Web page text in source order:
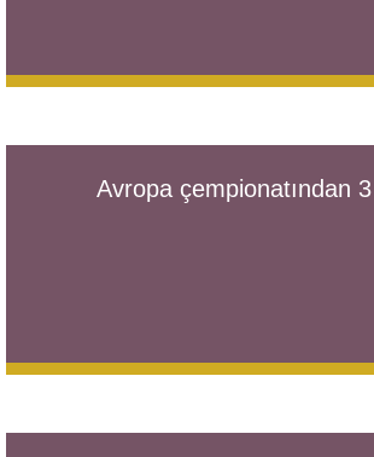
Avropa çempionatından 3